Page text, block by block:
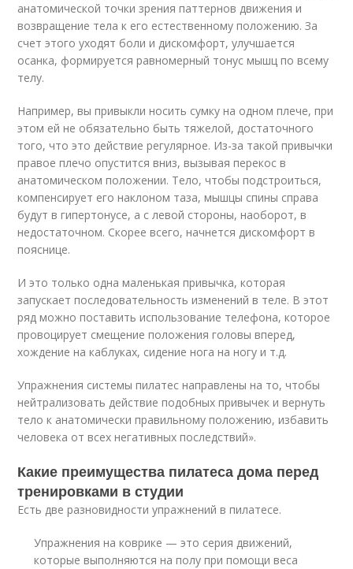
анатомической точки зрения паттернов движения и
возвращение тела к его естественному положению. За
счет этого уходят боли и дискомфорт, улучшается
осанка, формируется равномерный тонус мышц по всему
телу.
Например, вы привыкли носить сумку на одном плече, при
этом ей не обязательно быть тяжелой, достаточного
того, что это действие регулярное. Из-за такой привычки
правое плечо опустится вниз, вызывая перекос в
анатомическом положении. Тело, чтобы подстроиться,
компенсирует его наклоном таза, мышцы спины справа
будут в гипертонусе, а с левой стороны, наоборот, в
недостаточном. Скорее всего, начнется дискомфорт в
пояснице.
И это только одна маленькая привычка, которая
запускает последовательность изменений в теле. В этот
ряд можно поставить использование телефона, которое
провоцирует смещение положения головы вперед,
хождение на каблуках, сидение нога на ногу и т.д.
Упражнения системы пилатес направлены на то, чтобы
нейтрализовать действие подобных привычек и вернуть
тело к анатомически правильному положению, избавить
человека от всех негативных последствий».
Какие преимущества пилатеса дома перед
тренировками в студии
Есть две разновидности упражнений в пилатесе.
Упражнения на коврике — это серия движений,
которые выполняются на полу при помощи веса